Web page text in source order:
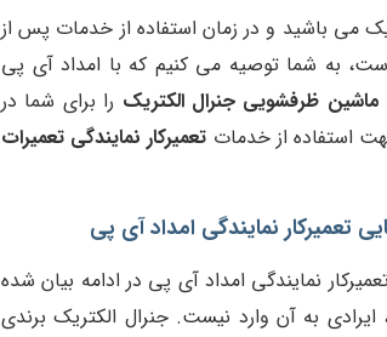
می باشید و در زمان استفاده از خدمات پس از
به شما توصیه می کنیم که با امداد آی پی
ماشین ظرفشویی جنرال الکتریک را برای شما در
استفاده از خدمات تعمیرکار نمایندگی تعمیرات
تعمیرکار نمایندگی امداد آی پی
نمایندگی امداد آی پی در ادامه بیان شده
به آن وارد نیست. جنرال الکتریک برندی